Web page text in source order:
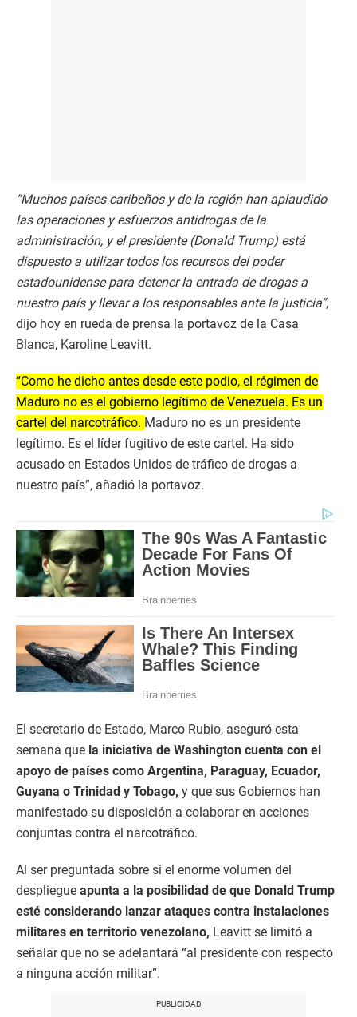
“Muchos países caribeños y de la región han aplaudido
las operaciones y esfuerzos antidrogas de la
administración, y el presidente (Donald Trump) está
dispuesto a utilizar todos los recursos del poder
estadounidense para detener la entrada de drogas a
nuestro país y llevar a los responsables ante la justicia”,
dijo hoy en rueda de prensa la portavoz de la Casa
Blanca, Karoline Leavitt.
“Como he dicho antes desde este podio, el régimen de
Maduro no es el gobierno legítimo de Venezuela. Es un
cartel del narcotráfico. Maduro no es un presidente
legítimo. Es el líder fugitivo de este cartel. Ha sido
acusado en Estados Unidos de tráfico de drogas a
nuestro país”, añadió la portavoz.
El secretario de Estado, Marco Rubio, aseguró esta
semana que la iniciativa de Washington cuenta con el
apoyo de países como Argentina, Paraguay, Ecuador,
Guyana o Trinidad y Tobago, y que sus Gobiernos han
manifestado su disposición a colaborar en acciones
conjuntas contra el narcotráfico.
Al ser preguntada sobre si el enorme volumen del
despliegue apunta a la posibilidad de que Donald Trump
esté considerando lanzar ataques contra instalaciones
militares en territorio venezolano, Leavitt se limitó a
señalar que no se adelantará “al presidente con respecto
a ninguna acción militar”.